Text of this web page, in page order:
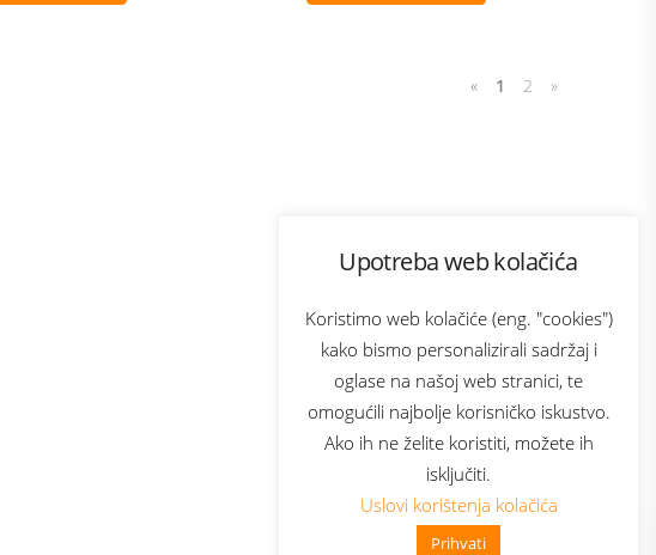
Upotreba web kolačića
Koristimo web kolačiće (eng. "cookies")
kako bismo personalizirali sadržaj i
oglase na našoj web stranici, te
omogućili najbolje korisničko iskustvo.
Ako ih ne želite koristiti, možete ih
isključiti.
Uslovi korištenja kolačića
Prihvati
👋 Zdravo, kako mogu pomoći?
« 1 2 »
Bonus plus
Prijava za newsletter